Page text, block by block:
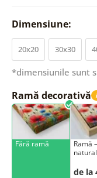
Dimensiune:
20x20 30x30
*dimensiunile sunt
Ramă decorativă i
Fără ramă
Ramă
natural
de la